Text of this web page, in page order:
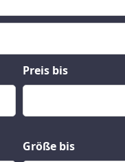
Preis bis
Größe bis